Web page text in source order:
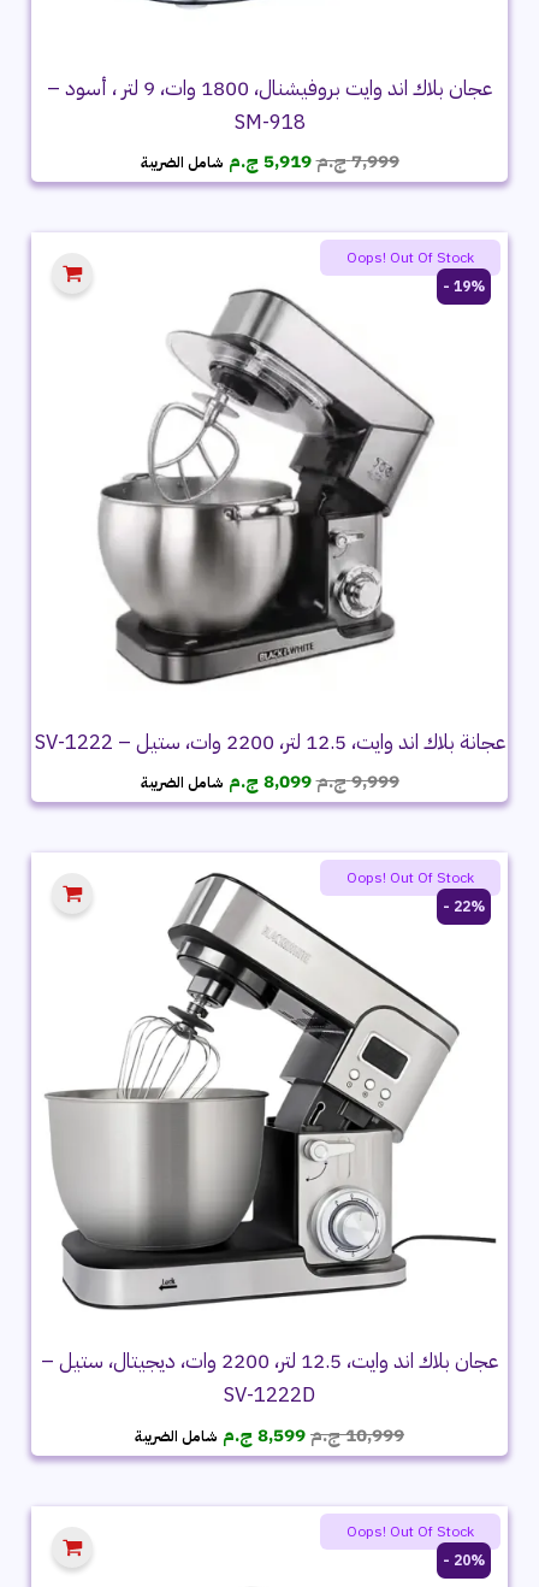
عجان بلاك اند وايت بروفيشنال، 1800 وات، 9 لتر ، أسود –
SM-918
7,999ج.مالسعر
الأصلي
7,999 ج.م.
5,919 ج.م السعر
الحالي
5,919 ج.م.
شامل الضريبة
19% -
عجانة بلاك اند وايت، 12.5 لتر، 2200 وات، ستيل – SV-1222
9,999ج.مالسعر
الأصلي
9,999 ج.م.
8,099 ج.م السعر
الحالي
8,099 ج.م.
شامل الضريبة
Oops! Out Of Stock
22% -
عجان بلاك اند وايت، 12.5 لتر، 2200 وات، ديجيتال، ستيل –
SV-1222D
10,999ج.مالسعر
الأصلي
10,999 ج.م.
8,599 ج.م السعر
الحالي
8,599 ج.م.
شامل الضريبة
Oops! Out Of Stock
20% -
Oops! Out Of Stock